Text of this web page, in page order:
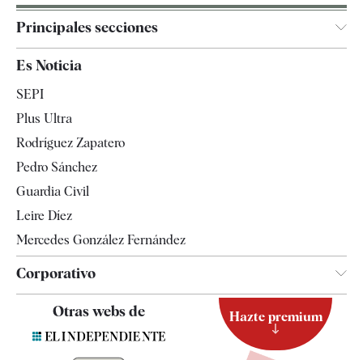
Principales secciones
España
Televisión
Es Noticia
SEPI
Plus Ultra
Rodríguez Zapatero
Pedro Sánchez
Guardia Civil
Leire Díez
Mercedes González Fernández
Corporativo
Contacto
Otras webs de Hazte premium